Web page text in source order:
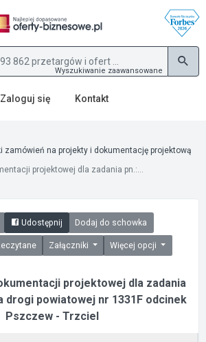
Wyszukiwanie zaawansowane
Zaloguj się Kontakt
zamówień na projekty i dokumentację projektową
projektowej dla zadania pn.:...
Udostępnij Dodaj do schowka
przeczytane Załączniki Więcej opcji
projektowej dla zadania
drogi powiatowej nr 1331F odcinek
Pszczew - Trzciel